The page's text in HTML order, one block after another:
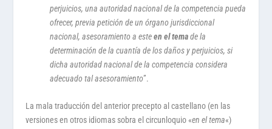
perjuicios, una autoridad nacional de la competencia pueda
ofrecer, previa petición de un órgano jurisdiccional
nacional, asesoramiento a esteen el temade la
determinación de la cuantía de los daños y perjuicios, si
dicha autoridad nacional de la competencia considera
adecuado tal asesoramiento”.
La mala traducción del anterior precepto al castellano (en las
versiones en otros idiomas sobra el circunloquio «en el tema«)